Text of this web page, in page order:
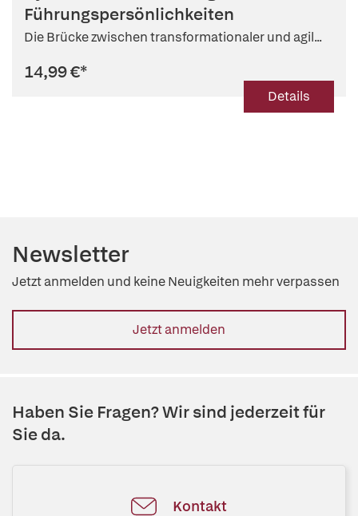
Führungspersönlichkeiten
Die Brücke zwischen transformationaler und agil...
14,99 €*
Details
Newsletter
Jetzt anmelden und keine Neuigkeiten mehr verpassen
Jetzt anmelden
Haben Sie Fragen? Wir sind jederzeit für
Sie da.
Kontakt